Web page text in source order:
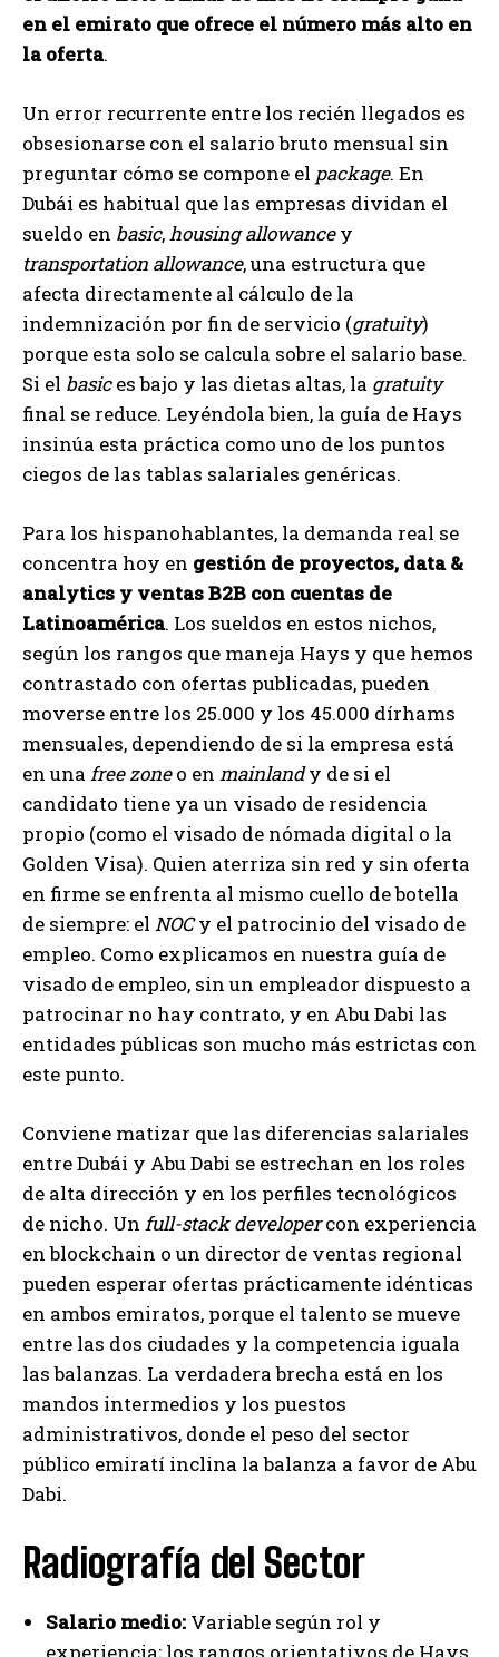
en el emirato que ofrece el número más alto en
la oferta.
Un error recurrente entre los recién llegados es
obsesionarse con el salario bruto mensual sin
preguntar cómo se compone el package. En
Dubái es habitual que las empresas dividan el
sueldo en basic,housing allowancey
transportation allowance, una estructura que
afecta directamente al cálculo de la
indemnización por fin de servicio (gratuity)
porque esta solo se calcula sobre el salario base.
Si el basices bajo y las dietas altas, la gratuity
final se reduce. Leyéndola bien, la guía de Hays
insinúa esta práctica como uno de los puntos
ciegos de las tablas salariales genéricas.
Para los hispanohablantes, la demanda real se
concentra hoy en gestión de proyectos, data &
analytics y ventas B2B con cuentas de
Latinoamérica. Los sueldos en estos nichos,
según los rangos que maneja Hays y que hemos
contrastado con ofertas publicadas, pueden
moverse entre los 25.000 y los 45.000 dírhams
mensuales, dependiendo de si la empresa está
en una free zoneo en mainlandy de si el
candidato tiene ya un visado de residencia
propio (como el visado de nómada digital o la
Golden Visa). Quien aterriza sin red y sin oferta
en firme se enfrenta al mismo cuello de botella
de siempre: el NOCy el patrocinio del visado de
empleo. Como explicamos en nuestra guía de
visado de empleo, sin un empleador dispuesto a
patrocinar no hay contrato, y en Abu Dabi las
entidades públicas son mucho más estrictas con
este punto.
Conviene matizar que las diferencias salariales
entre Dubái y Abu Dabi se estrechan en los roles
de alta dirección y en los perfiles tecnológicos
de nicho. Un full-stack developercon experiencia
en blockchain o un director de ventas regional
pueden esperar ofertas prácticamente idénticas
en ambos emiratos, porque el talento se mueve
entre las dos ciudades y la competencia iguala
las balanzas. La verdadera brecha está en los
mandos intermedios y los puestos
administrativos, donde el peso del sector
público emiratí inclina la balanza a favor de Abu
Dabi.
Radiografía del Sector
Salario medio: Variable según rol y